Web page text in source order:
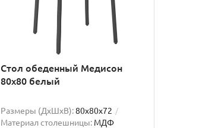
Стол обеденный Медисон
80х80 белый
Размеры (ДхШxВ):80х80х72
Материал столешницы: МДФ